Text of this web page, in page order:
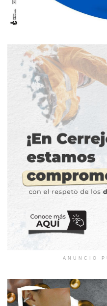
ANUNCIO